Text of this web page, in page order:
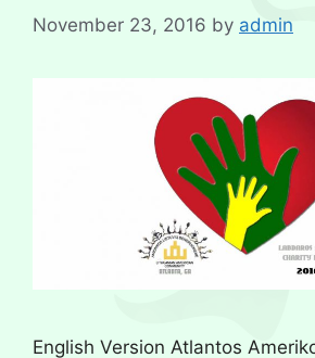
November 23, 2016 by admin
English Version Atlantos